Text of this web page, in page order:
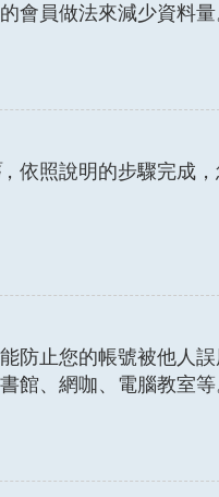
會員做法來減少資料
，依照說明的步驟完成
防止您的帳號被他人
館、網咖、電腦教室